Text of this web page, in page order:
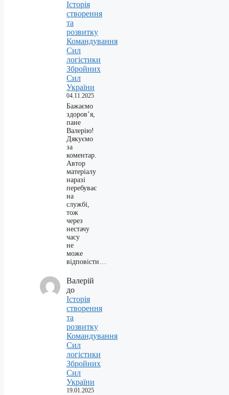
Історія
створення
та
розвитку
Командування
Сил
логістики
Збройних
Сил
України
04.11.2025
Бажаємо
здоров’я,
пане
Валерію!
Дякуємо
за
коментар.
Автор
матеріалу
наразі
перебуває
на
службі,
тож
через
нестачу
часу
не
може
відповісти…
Валерій
до
Історія
створення
та
розвитку
Командування
Сил
логістики
Збройних
Сил
України
19.01.2025